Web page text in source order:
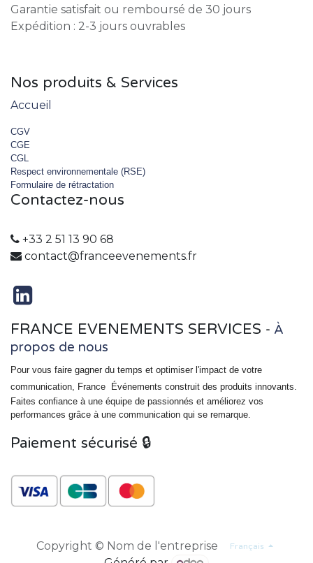
Garantie satisfait ou remboursé de 30 jours
Expédition : 2-3 jours ouvrables
Nos produits & Services
Accueil
CGV
CGE
CGL
Respect environnementale (RSE)
Formulaire de rétractation
Contactez-nous
+33 2 51 13 90 68
contact@franceevenements.fr
FRANCE EVENEMENTS SERVICES - À
propos de nous
Pour vous faire gagner du temps et optimiser l'impact de votre
communication, France
Événements construit des produits innovants.
Faites confiance à une équipe de passionnés et améliorez vos
performances grâce à une communication qui se remarque.
Paiement sécurisé 🔒
Copyright © Nom de l'entreprise Français